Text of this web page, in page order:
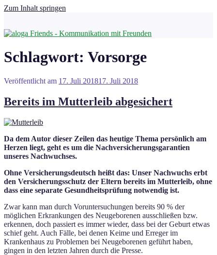
Zum Inhalt springen
Schlagwort: Vorsorge
Veröffentlicht am 17. Juli 201817. Juli 2018
Bereits im Mutterleib abgesichert
Da dem Autor dieser Zeilen das heutige Thema persönlich am
Herzen liegt, geht es um die Nachversicherungsgarantien
unseres Nachwuchses.
Ohne Versicherungsdeutsch heißt das: Unser Nachwuchs erbt
den Versicherungsschutz der Eltern bereits im Mutterleib, ohne
dass eine separate Gesundheitsprüfung notwendig ist.
Zwar kann man durch Voruntersuchungen bereits 90 % der
möglichen Erkrankungen des Neugeborenen ausschließen bzw.
erkennen, doch passiert es immer wieder, dass bei der Geburt etwas
schief geht. Auch Fälle, bei denen Keime und Erreger im
Krankenhaus zu Problemen bei Neugeborenen geführt haben,
gingen in den letzten Jahren durch die Presse.